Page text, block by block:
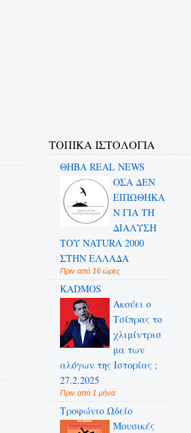
ΤΟΠΙΚΑ ΙΣΤΟΛΟΓΙΑ
ΘΗΒΑ REAL NEWS
ΟΣΑ ΔΕN
ΕΙΠΩΘΗΚΑ
Ν ΓΙΑ ΤΗ
ΔΙΑΛΥΣΗ
ΤΟΥ NATURA 2000
ΣΤΗΝ ΕΛΛΑΔΑ
Πριν από 16 ώρες
KADMOS
Ακούει ο
Τσίπρας το
χλιμίντρισ
μα των
αλόγων της Ιστορίας ;
27.2.2025
Πριν από 1 μήνα
Τροφώνιο Ωδείο
Mουσικές